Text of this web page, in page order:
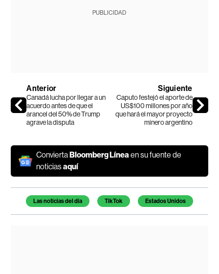
PUBLICIDAD
Anterior
Canadá lucha por llegar a un
acuerdo antes de que el
arancel del 50% de Trump
agrave la disputa
Siguiente
Caputo festejó el aporte de
US$100 millones por año
que hará el mayor proyecto
minero argentino
ConviertaBloomberg Líneaen su fuente de
noticiasaquí
Temas de este artículo
Las noticias del día TikTok Estados Unidos